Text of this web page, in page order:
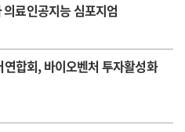
료인공지능 심포지엄
합회, 바이오벤처 투자활성화